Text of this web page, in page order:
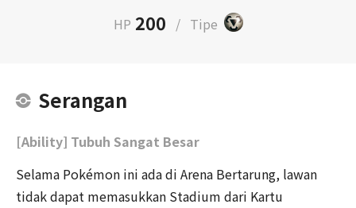
HP 200 / Tipe
Serangan
[Ability] Tubuh Sangat Besar
Selama Pokémon ini ada di Arena Bertarung, lawan
tidak dapat memasukkan Stadium dari Kartu